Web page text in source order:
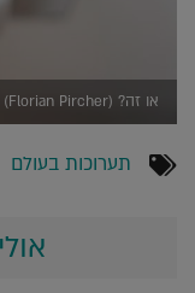
או זה? (Florian Pircher)
תערוכות בעולם